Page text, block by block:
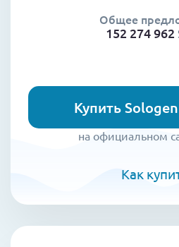
Общее
152 274 962
Купить
на официальном
Как